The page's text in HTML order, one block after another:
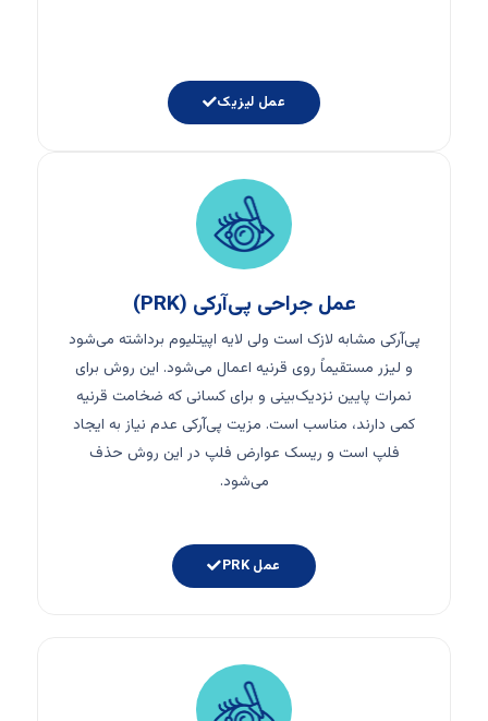
عمل لیزیک
عمل جراحی پی‌آرکی (PRK)
پی‌آرکی مشابه لازک است ولی لایه اپیتلیوم برداشته می‌شود
و لیزر مستقیماً روی قرنیه اعمال می‌شود. این روش برای
نمرات پایین نزدیک‌بینی و برای کسانی که ضخامت قرنیه
کمی دارند، مناسب است. مزیت پی‌آرکی عدم نیاز به ایجاد
فلپ است و ریسک عوارض فلپ در این روش حذف
می‌شود.
عمل PRK